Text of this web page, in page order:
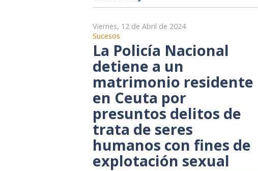
Viernes, 12 de Abril de 2024
Sucesos
La Policía Nacional
detiene a un
matrimonio residente
en Ceuta por
presuntos delitos de
trata de seres
humanos con fines de
explotación sexual